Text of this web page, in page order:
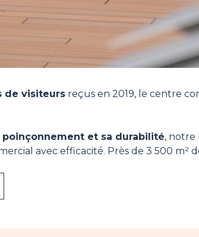
de visiteurs reçus en 2019, le centre
poinçonnement et sa durabilité, notre
avec efficacité. Près de 3 500 m²